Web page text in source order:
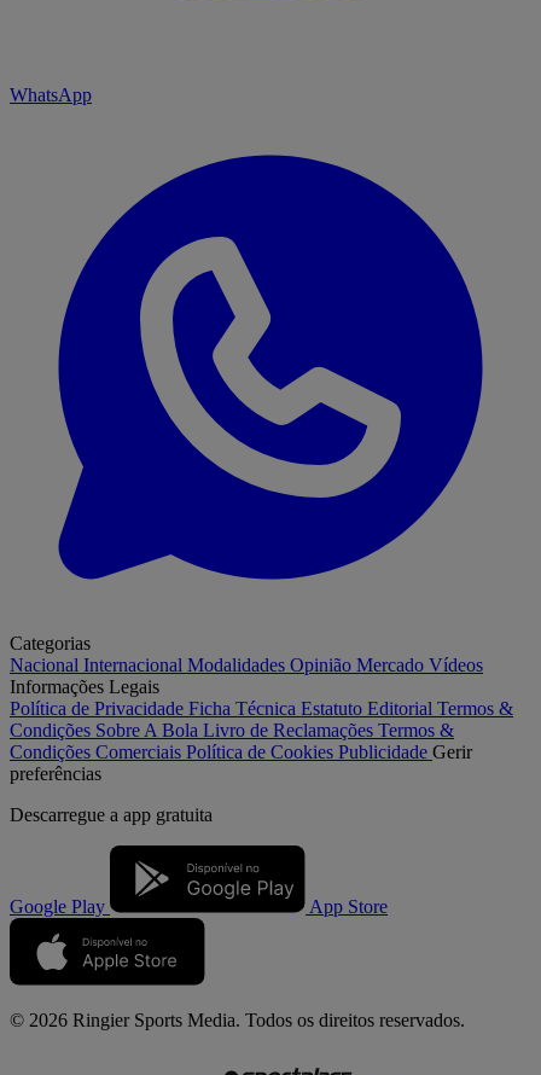
WhatsApp
Categorias
Nacional Internacional Modalidades Opinião Mercado Vídeos
Informações Legais
Política de Privacidade Ficha Técnica Estatuto Editorial Termos &
Condições Sobre A Bola Livro de Reclamações Termos &
Condições Comerciais Política de Cookies Publicidade Gerir
preferências
Descarregue a app gratuita
Google Play App Store
© 2026 Ringier Sports Media. Todos os direitos reservados.